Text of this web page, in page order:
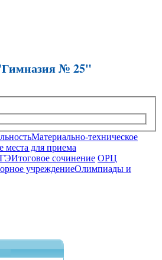
"Гимназия № 25"
Материально-техническое
места для приема
Итоговое сочинение ОРЦ
учреждениеОлимпиады и